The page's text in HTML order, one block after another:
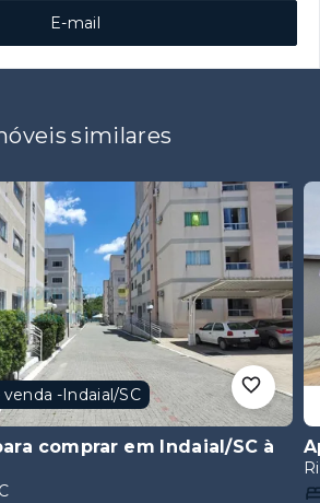
E-mail
similares
-Indaial/SC
comprar em Indaial/SC à